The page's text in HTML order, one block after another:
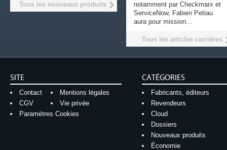
notamment par Checkmarx et
ServiceNow, Fabien Petiau
aura pour mission...
Tous les articles carrières
Tous les nouveaux produits
SITE
Contact
Mentions légales
CGV
Vie privée
Paramètres Cookies
CATÉGORIES
Fabricants, éditeurs
Revendeurs
Cloud
Dossiers
Nouveaux produits
Économie